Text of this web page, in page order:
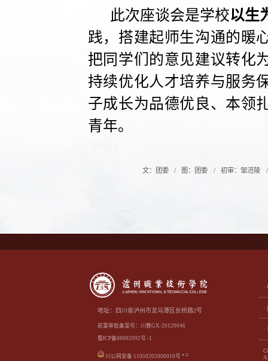
此次座谈会是学校以生
践，搭建起师生沟通的暖
把同学们的意见建议转化
持续优化人才培养与服务
子成长为品德优良、本领
青年。
文：团委 图：团委 初审：邹涪陵
地址：四川省泸州市龙马潭区长桥路2号
前置审批备案号：川教GX-20120046
蜀ICP备08002092号 -1
川公网安备 51050202000010号
·
·
·